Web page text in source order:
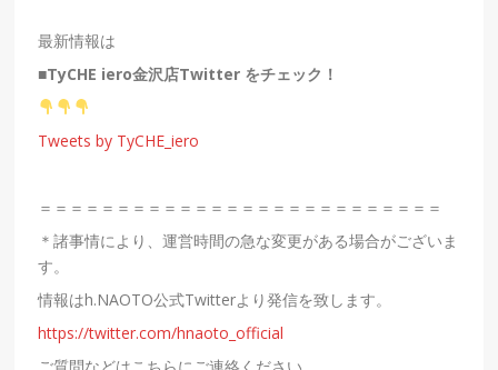
最新情報は
■TyCHE iero金沢店Twitter をチェック！
Tweets by TyCHE_iero
＝＝＝＝＝＝＝＝＝＝＝＝＝＝＝＝＝＝＝＝＝＝＝＝＝＝
＊諸事情により、運営時間の急な変更がある場合がございま
す。
情報はh.NAOTO公式Twitterより発信を致します。
https://twitter.com/hnaoto_official